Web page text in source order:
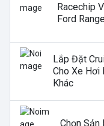
Racechip
Ford
Lắp Đặt
Cho Xe Hơi
Khác
Chọn Sản